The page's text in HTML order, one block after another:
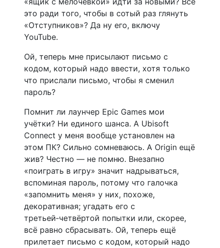
это ради того, чтобы в сотый раз глянуть
«Отступников»? Да ну его, включу
YouTube.
Ой, теперь мне присылают письмо с
кодом, который надо ввести, хотя только
что прислали письмо, чтобы я сменил
пароль?
Помнит ли лаунчер Epic Games мои
учётки? Ни единого шанса. А Ubisoft
Connect у меня вообще установлен на
этом ПК? Сильно сомневаюсь. А Origin ещё
жив? Честно — не помню. Внезапно
«поиграть в игру» значит надрываться,
вспоминая пароль, потому что галочка
«запомнить меня» у них, похоже,
декоративная; угадать его с
третьей‑четвёртой попытки или, скорее,
всё равно сбрасывать. Ой, теперь ещё
прилетает письмо с кодом, который надо